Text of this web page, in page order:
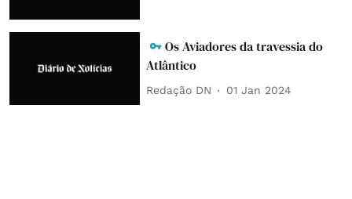
Os Aviadores da travessia do
Atlântico
Redação DN 01 Jan 2024